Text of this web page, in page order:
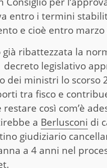
entro i termini
e cioè entro marzo
già ribattezzata la
decreto legislativo
dei ministri lo scorso
tra fisco e
restare così com’è
a Berlusconi di
giudiziario
a 4 anni nel